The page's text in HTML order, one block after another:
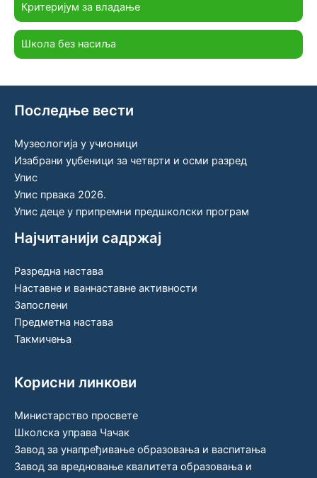
Критеријум за владање
Школа без насиља
Последње вести
Музеологија у учионици
Изабрани уџбеници за четврти и осми разред
Упис
Упис првака 2026.
Упис деце у припремни предшколски програм
Најчитанији садржај
Разредна настава
Наставне и ваннаставне активности
Запослени
Предметна настава
Такмичења
Корисни линкови
Министарство просвете
Школска управа Чачак
Завод за унапређивање образовања и васпитања
Завод за вредновање квалитета образовања и